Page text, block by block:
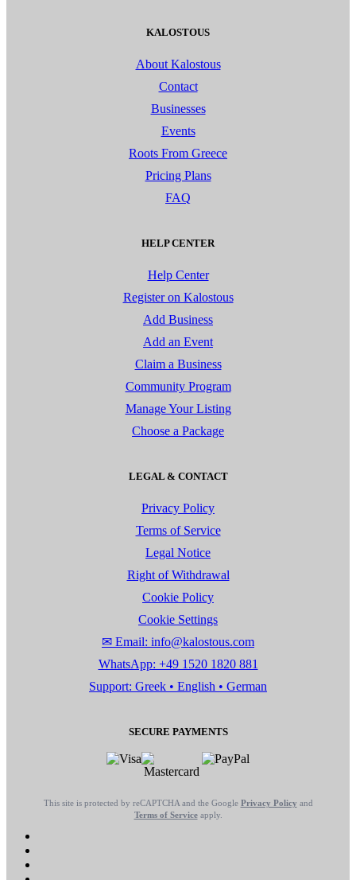
KALOSTOUS
About Kalostous
Contact
Businesses
Events
Roots From Greece
Pricing Plans
FAQ
HELP CENTER
Help Center
Register on Kalostous
Add Business
Add an Event
Claim a Business
Community Program
Manage Your Listing
Choose a Package
LEGAL & CONTACT
Privacy Policy
Terms of Service
Legal Notice
Right of Withdrawal
Cookie Policy
Cookie Settings
✉ Email: info@kalostous.com
WhatsApp: +49 1520 1820 881
Support: Greek • English • German
SECURE PAYMENTS
This site is protected by reCAPTCHA and the Google Privacy Policy and
Terms of Serviceapply.